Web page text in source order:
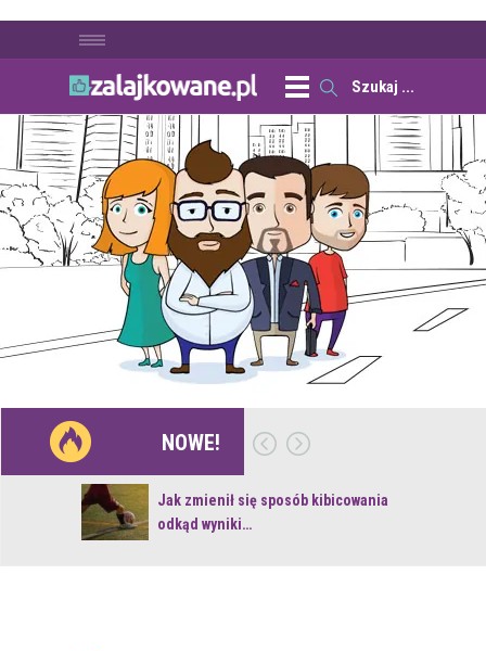
NOWE!
Jak zmienił się sposób kibicowania
odkąd wyniki…